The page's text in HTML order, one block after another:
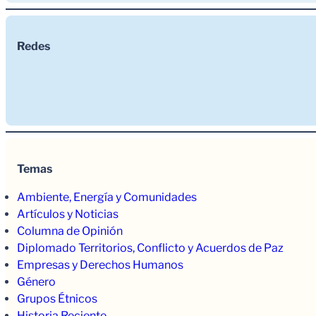
Redes
Temas
Ambiente, Energía y Comunidades
Artículos y Noticias
Columna de Opinión
Diplomado Territorios, Conflicto y Acuerdos de Paz
Empresas y Derechos Humanos
Género
Grupos Étnicos